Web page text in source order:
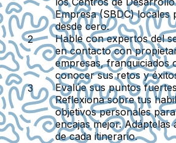
Empresa (SBDC) locales
desde cero.
Hable con expertos del
en contacto con
empresas, franquiciados
conocer sus retos y
Evalúe sus puntos
Reflexiona sobre tus
objetivos personales
encajas mejor. Adáptelas
de cada itinerario.